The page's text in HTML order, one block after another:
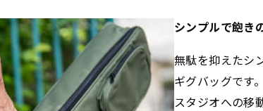
シンプルで飽き
無駄を抑えたシ
ギグバッグです
スタジオへの移